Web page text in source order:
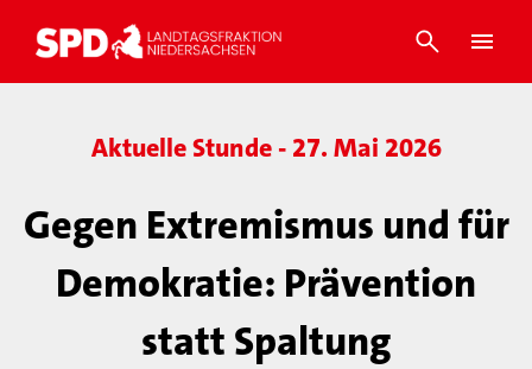
Aktuelle Stunde - 27. Mai 2026
Gegen Extremismus und für
Demokratie: Prävention
statt Spaltung